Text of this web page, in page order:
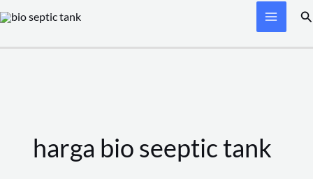
Skip
content
harga bio seeptic tank